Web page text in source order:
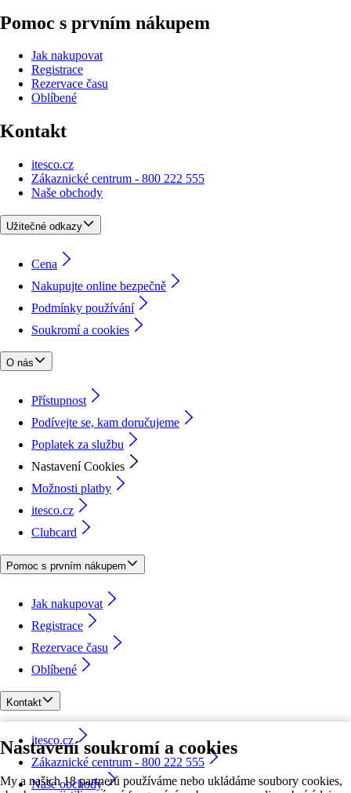
Nastavení soukromí a cookies
My a našich 18 partnerů používáme nebo ukládáme soubory cookies,
Pomoc s prvním nákupem
Jak nakupovat
Registrace
Rezervace času
Oblíbené
Kontakt
itesco.cz
Zákaznické centrum - 800 222 555
Naše obchody
Užitečné odkazy
Cena
Nakupujte online bezpečně
Podmínky používání
Soukromí a cookies
O nás
Přístupnost
Podívejte se, kam doručujeme
Poplatek za službu
Nastavení Cookies
Možnosti platby
itesco.cz
Clubcard
Pomoc s prvním nákupem
Jak nakupovat
Registrace
Rezervace času
Oblíbené
Kontakt
itesco.cz
Zákaznické centrum - 800 222 555
Naše obchody